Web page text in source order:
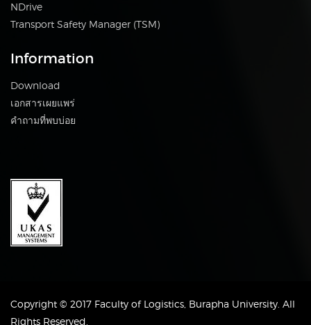
NDrive
Transport Safety Manager (TSM)
Information
Download
เอกสารเผยแพร่
คำถามที่พบบ่อย
Copyright © 2017 Faculty of Logistics, Burapha University. All
Rights Reserved.